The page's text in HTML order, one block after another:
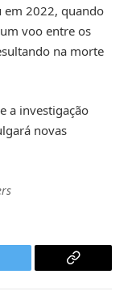
em 2022, quando
voo entre os
na morte
a investigação
novas
Copy